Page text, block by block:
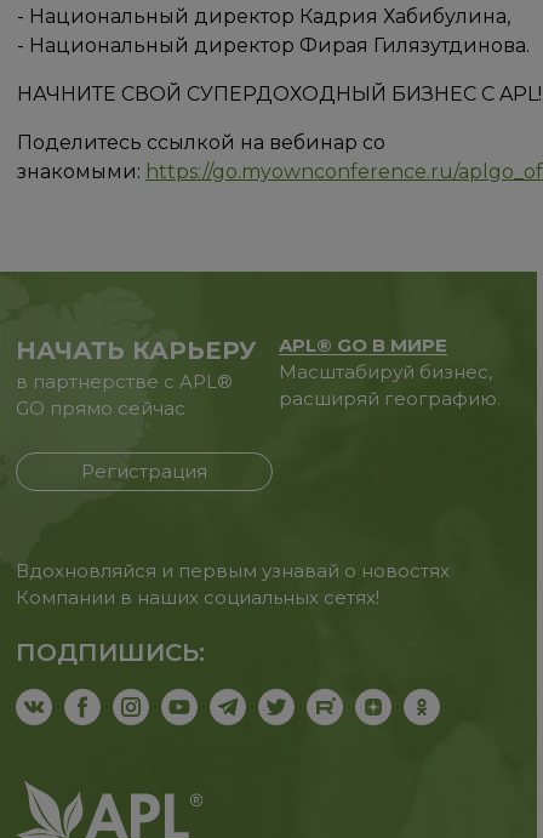
- Национальный директор Кадрия Хабибулина,
- Национальный директор Фирая Гилязутдинова.
НАЧНИТЕ СВОЙ СУПЕРДОХОДНЫЙ БИЗНЕС С APL!
Поделитесь ссылкой на вебинар со
знакомыми: https://go.myownconference.ru/
НАЧАТЬ КАРЬЕРУ
в партнерстве с APL®
GO прямо сейчас
Регистрация
APL® GO В МИРЕ
Масштабируй бизнес,
расширяй географию.
Вдохновляйся и первым узнавай о новостях
Компании в наших социальных сетях!
ПОДПИШИСЬ: